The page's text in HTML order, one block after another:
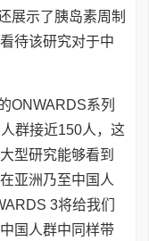
展示了胰岛素周制
待该研究对于中
ONWARDS系列
群接近150人，这
型研究能够看到
亚洲乃至中国人
3将给我们
国人群中同样带